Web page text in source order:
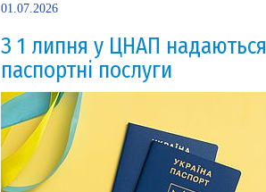
01.07.2026
З 1 липня у ЦНАП надаються
паспортні послуги